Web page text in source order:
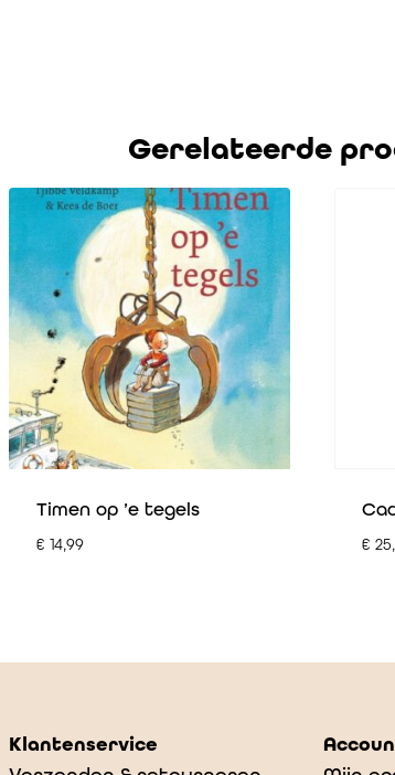
Gerelateerde
Timen op ’e tegels
€ 14,99 €
Klantenservice